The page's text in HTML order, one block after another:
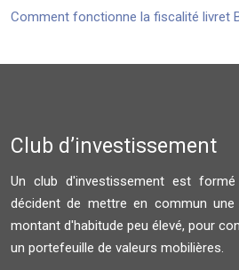
Comment fonctionne la fiscalité livret
Club d’investissement
Un club d'investissement est
décident de mettre en commun une
montant d'habitude peu élevé, pour
un portefeuille de valeurs mobilières.